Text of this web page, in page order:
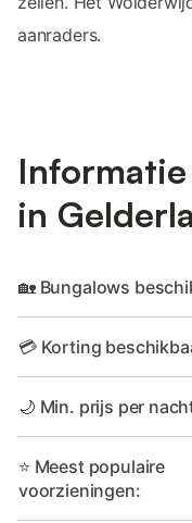
aanraders.
in
🏡 Bungalows
💳 Korting
🌙 Min. prijs per
⭐ Meest populaire
voorzieningen: